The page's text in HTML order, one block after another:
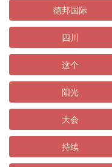
德邦国际
四川
这个
阳光
大会
持续